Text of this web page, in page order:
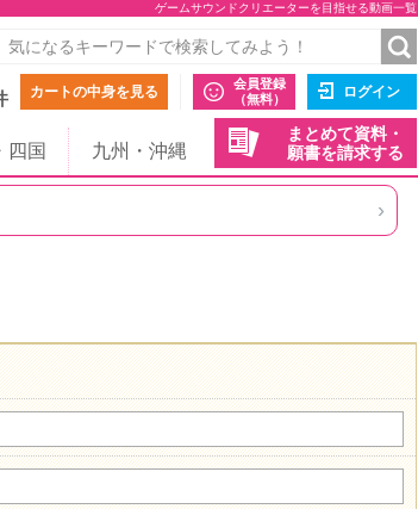
ゲームサウンドクリエーターを目指せる動画一覧
カートの中身を見る
会員登録
（無料）
ログイン
まとめて資料・
願書を請求する
四国 九州・沖縄
›